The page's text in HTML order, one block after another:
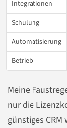
Integrationen
Schulung
Automatisierung
Betrieb
Meine
nur die
günstiges